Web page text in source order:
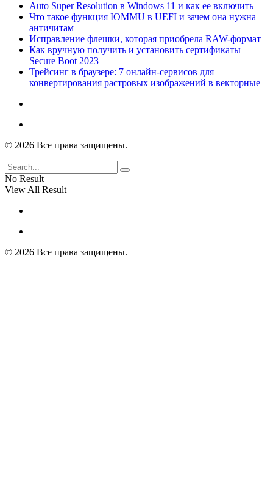
Auto Super Resolution в Windows 11 и как ее включить
Что такое функция IOMMU в UEFI и зачем она нужна
античитам
Исправление флешки, которая приобрела RAW-формат
Как вручную получить и установить сертификаты
Secure Boot 2023
Трейсинг в браузере: 7 онлайн-сервисов для
конвертирования растровых изображений в векторные
© 2026 Все права защищены.
No Result
View All Result
© 2026 Все права защищены.